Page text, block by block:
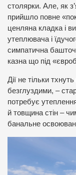
столярки. Але, як
прийшло повне
ценляна кладка і
утеплювача і
симпатична
казна що під
Дії не тільки
безглуздими, –
потребує
й товщина стін –
банальне